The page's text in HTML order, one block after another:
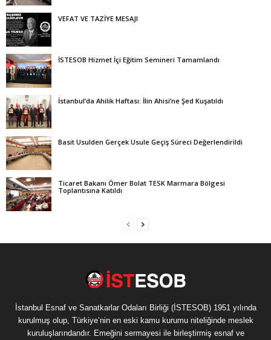
VEFAT VE TAZİYE MESAJI
İSTESOB Hizmet İçi Eğitim Semineri Tamamlandı
İstanbul’da Ahilik Haftası: İlin Ahisi’ne Şed Kuşatıldı
Basit Usulden Gerçek Usule Geçiş Süreci Değerlendirildi
Ticaret Bakanı Ömer Bolat TESK Marmara Bölgesi
Toplantısına Katıldı
İstanbul Esnaf ve Sanatkarlar Odaları Birliği (İSTESOB) 1951 yılında
kurulmuş olup, Türkiye’nin en eski kamu kurumu niteliğinde meslek
kuruluşlarındandır. Emeğini sermayesi ile birleştirmiş esnaf ve